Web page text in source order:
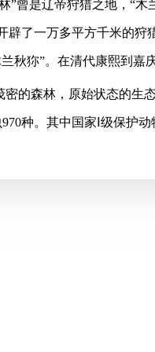
”曾是辽帝狩猎之地， “木
辟了一万多平方千米的
秋狝”。在清代康熙到嘉
密的森林，原始状态的生
970种。其中国家Ⅰ级保护动